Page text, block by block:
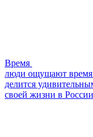
Время
люди ощущают время
делится
своей жизни в